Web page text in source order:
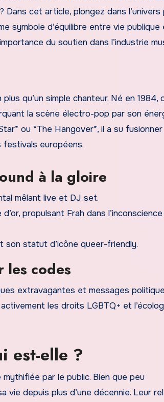
? Dans cet article, plongez dans l’univers
symbole d’équilibre entre vie publique
du soutien dans l’industrie
qu’un simple chanteur. Né en 1984,
la scène électro-pop par son
ou *The Hangover*, il a su fusionner
européens.
à la gloire
mêlant live et DJ set.
propulsant Frah dans l’inconscience
son statut d’icône queer-friendly.
les codes
extravagantes et messages
les droits LGBTQ+ et
est-elle ?
par le public. Bien que peu
vie depuis plus d’une décennie. Leur